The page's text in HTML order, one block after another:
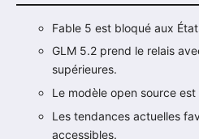
Fable 5 est bloqué aux
GLM 5.2 prend le relais
supérieures.
Le modèle open source
Les tendances actuelles
accessibles.